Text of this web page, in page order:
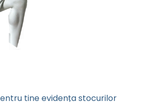
tine evidența stocurilor